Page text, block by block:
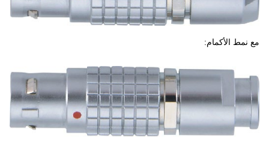
مع نمط الأكمام: